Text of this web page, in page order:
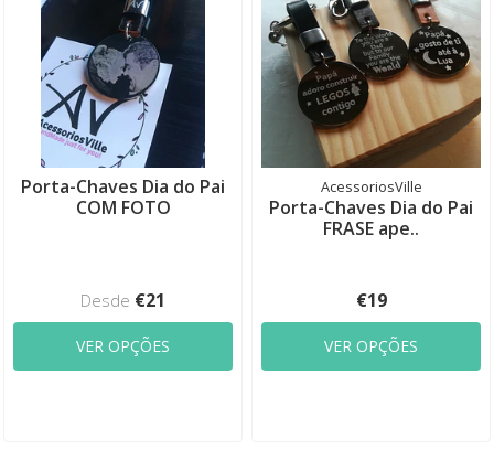
Porta-Chaves Dia do Pai
COM FOTO
Desde €21
VER OPÇÕES
AcessoriosVille
Porta-Chaves Dia do Pai
FRASE ape..
€19
VER OPÇÕES